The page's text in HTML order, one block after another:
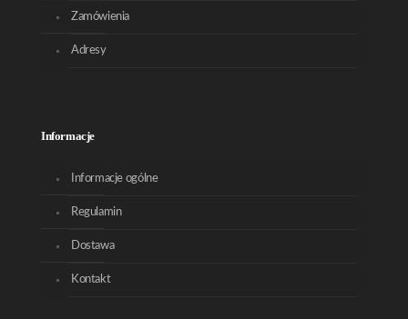
Zamówienia
Adresy
Informacje
Informacje ogólne
Regulamin
Dostawa
Kontakt